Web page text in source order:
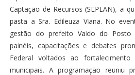
Captação de Recursos (SEPLAN), a
pasta a Sra. Edileuza Viana. No
gestão do prefeito Valdo do Posto
painéis, capacitações e debates
Federal voltados ao fortalecimento
municipais. A programação reuniu